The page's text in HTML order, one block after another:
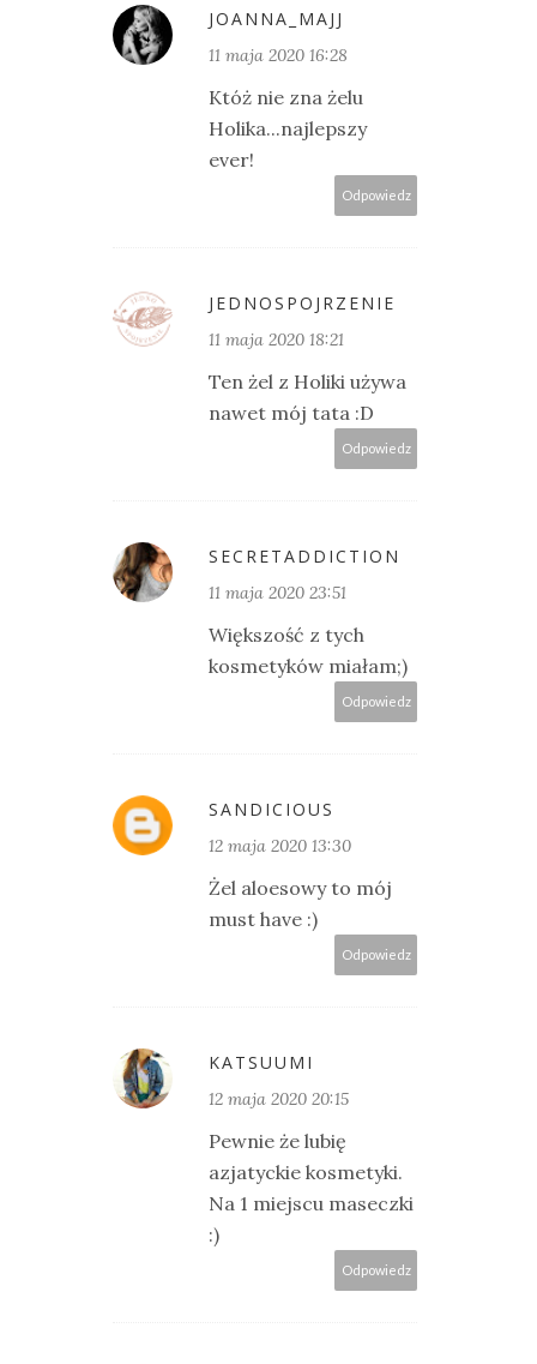
JOANNA_MAJJ
11 maja 2020 16:28
Któż nie zna żelu
Holika...najlepszy
ever!
Odpowiedz
JEDNOSPOJRZENIE
11 maja 2020 18:21
Ten żel z Holiki używa
nawet mój tata :D
Odpowiedz
SECRETADDICTION
11 maja 2020 23:51
Większość z tych
kosmetyków miałam;)
Odpowiedz
SANDICIOUS
12 maja 2020 13:30
Żel aloesowy to mój
must have :)
Odpowiedz
KATSUUMI
12 maja 2020 20:15
Pewnie że lubię
azjatyckie kosmetyki.
Na 1 miejscu maseczki
:)
Odpowiedz